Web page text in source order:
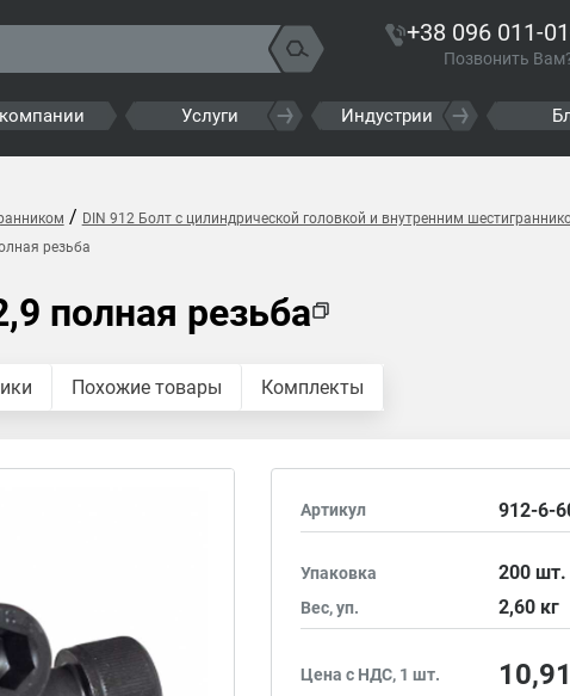
+38 096 011-
Позвонить
Услуги Индустрии
/ DIN 912 Болт с цилиндрической головкой и внутренним
резьба
полная резьба
Похожие товары Комплекты
Артикул 912-6-
Упаковка 200шт.
Вес, уп. 2,60 кг
Цена с НДС, 1 шт. 10,91